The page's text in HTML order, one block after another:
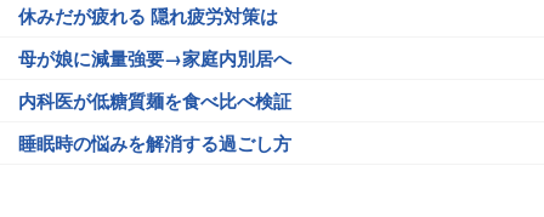
休みだが疲れる 隠れ疲労対策は
母が娘に減量強要→家庭内別居へ
内科医が低糖質麺を食べ比べ検証
睡眠時の悩みを解消する過ごし方